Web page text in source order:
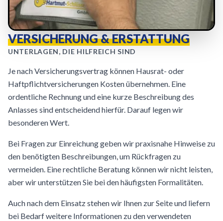
VERSICHERUNG & ERSTATTUNG
UNTERLAGEN, DIE HILFREICH SIND
Je nach Versicherungsvertrag können Hausrat- oder
Haftpflichtversicherungen Kosten übernehmen. Eine
ordentliche Rechnung und eine kurze Beschreibung des
Anlasses sind entscheidend hierfür. Darauf legen wir
besonderen Wert.
Bei Fragen zur Einreichung geben wir praxisnahe Hinweise zu
den benötigten Beschreibungen, um Rückfragen zu
vermeiden. Eine rechtliche Beratung können wir nicht leisten,
aber wir unterstützen Sie bei den häufigsten Formalitäten.
Auch nach dem Einsatz stehen wir Ihnen zur Seite und liefern
bei Bedarf weitere Informationen zu den verwendeten